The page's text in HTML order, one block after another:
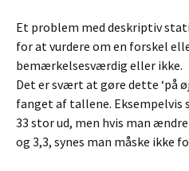
Et problem med deskriptiv
for at vurdere om en forskel
bemærkelsesværdig eller ikke.
Det er svært at gøre dette ‘på
fanget af tallene. Eksempelvis
33 stor ud, men hvis man
og 3,3, synes man måske ikke